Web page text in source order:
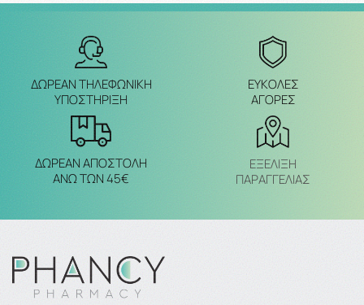
ΔΩΡΕΑΝ ΤΗΛΕΦΩΝΙΚΗ
ΥΠΟΣΤΗΡΙΞΗ
ΕΥΚΟΛΕΣ
ΑΓΟΡΕΣ
ΔΩΡΕΑΝ ΑΠΟΣΤΟΛΗ
ΑΝΩ ΤΩΝ 45€
ΕΞΈΛΙΞΗ
ΠΑΡΑΓΓΕΛΙΑΣ